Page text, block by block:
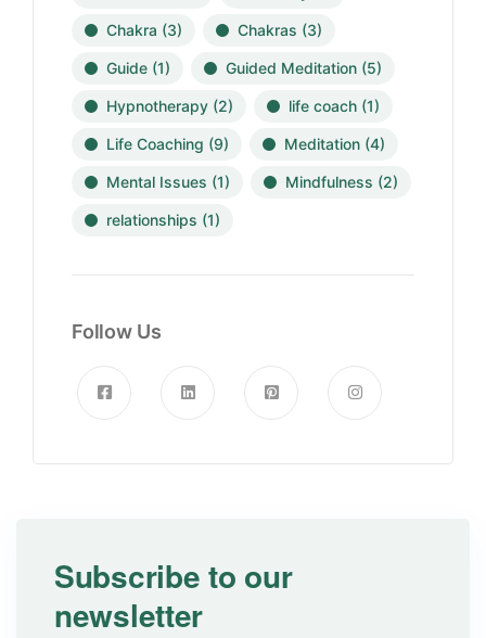
Chakra (3) Chakras (3)
Guide (1) Guided Meditation (5)
Hypnotherapy (2) life coach (1)
Life Coaching (9) Meditation (4)
Mental Issues (1) Mindfulness (2)
relationships (1)
Follow Us
Subscribe to our
newsletter